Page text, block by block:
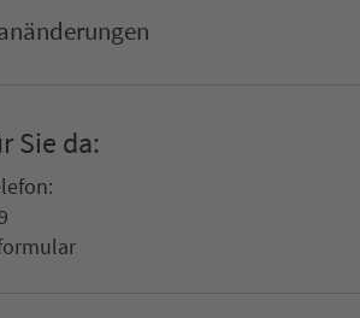
Sie da: